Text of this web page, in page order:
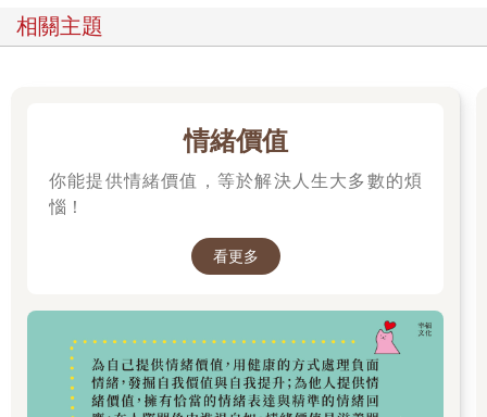
想要責備自己就責備自己，只想著故人也沒關係。
傾聽自己的心聲，不需要在乎時間流逝。就算早上了，也不一
一位六十多歲的男性向我們分享：「內人過世之後，覺得非常
痛苦時，我不會去想未來的事，而是告訴自己總之撐過今天就
好。一天一天累積下來，也已經七年了。雖然內心依舊悲痛，不
過越來越多時候深感活著真好。」
「太太睡在我旁邊，早上醒來時他身體已經冰冷了……」
對方當時吃不下睡不著，我們著實擔心了好一陣子。
難以言喻的不安與絕望包圍自己，人生彷彿抵達終點，日子卻
還是得過下去。
「撐過今天」重複三次便是過了三天，重複七次便是過了一星
相關主題
情緒價值
你能提供情緒價值，等於解決人生大多數的煩
惱！
看更多